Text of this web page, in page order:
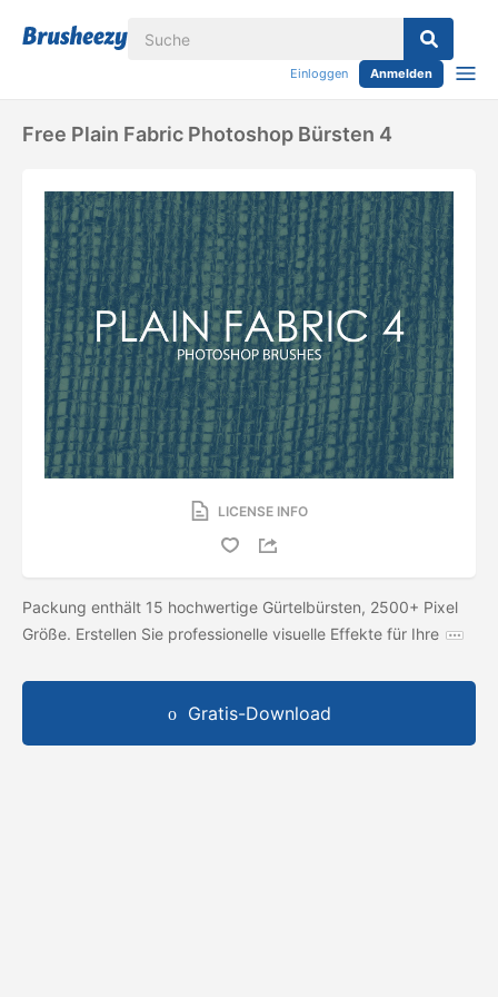
Einloggen Anmelden
Free Plain Fabric Photoshop Bürsten 4
LICENSE INFO
Packung enthält 15 hochwertige Gürtelbürsten, 2500+ Pixel
Größe. Erstellen Sie professionelle visuelle Effekte für Ihre
Gratis-Download